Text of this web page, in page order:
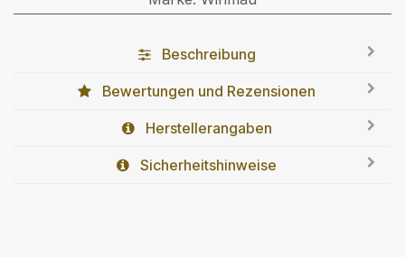
Beschreibung
Bewertungen und Rezensionen
Herstellerangaben
Sicherheitshinweise